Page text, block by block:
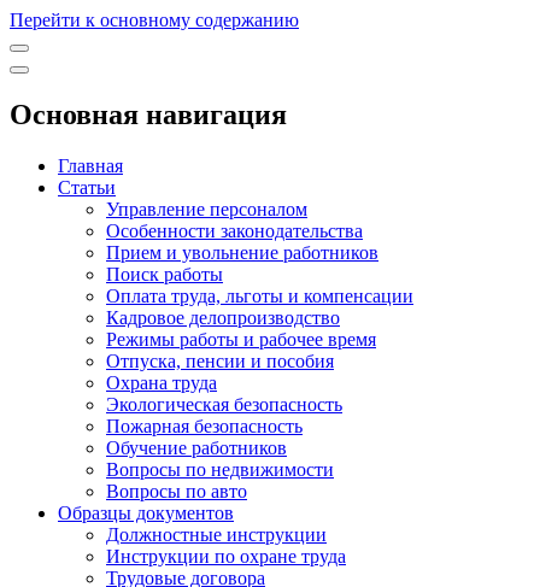
Перейти к основному содержанию
Основная навигация
Главная
Статьи
Управление персоналом
Особенности законодательства
Прием и увольнение работников
Поиск работы
Оплата труда, льготы и компенсации
Кадровое делопроизводство
Режимы работы и рабочее время
Отпуска, пенсии и пособия
Охрана труда
Экологическая безопасность
Пожарная безопасность
Обучение работников
Вопросы по недвижимости
Вопросы по авто
Образцы документов
Должностные инструкции
Инструкции по охране труда
Трудовые договора